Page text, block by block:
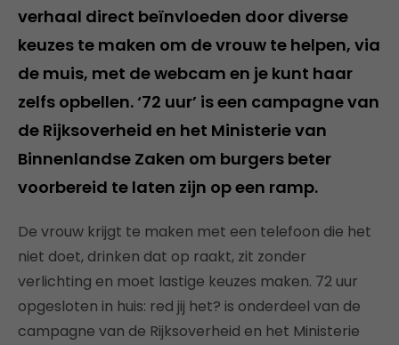
verhaal direct beïnvloeden door diverse
keuzes te maken om de vrouw te helpen, via
de muis, met de webcam en je kunt haar
zelfs opbellen. ‘72 uur’ is een campagne van
de Rijksoverheid en het Ministerie van
Binnenlandse Zaken om burgers beter
voorbereid te laten zijn op een ramp.
De vrouw krijgt te maken met een telefoon die het
niet doet, drinken dat op raakt, zit zonder
verlichting en moet lastige keuzes maken. 72 uur
opgesloten in huis: red jij het? is onderdeel van de
campagne van de Rijksoverheid en het Ministerie